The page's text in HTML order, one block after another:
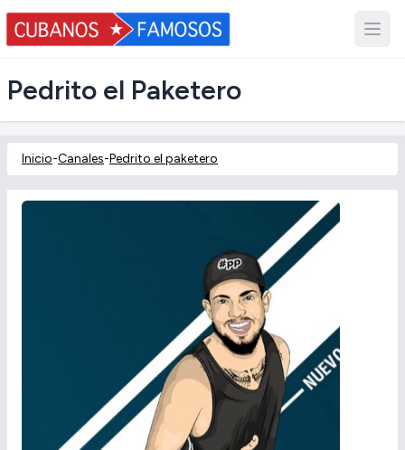
Pedrito el Paketero
Inicio-Canales-Pedrito el paketero